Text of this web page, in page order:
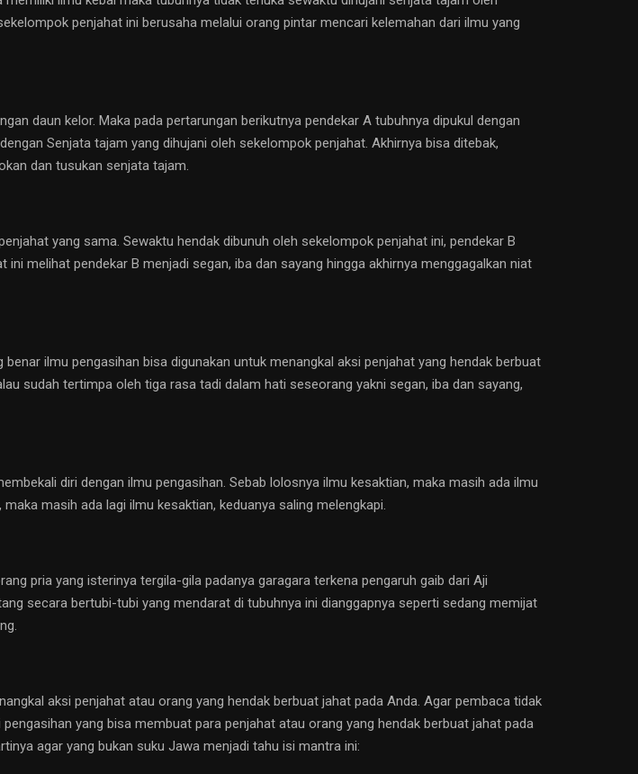
penjahat ini berusaha melalui orang pintar mencari kelemahan dari ilmu yang
daun kelor. Maka pada pertarungan berikutnya pendekar A tubuhnya dipukul dengan
Senjata tajam yang dihujani oleh sekelompok penjahat. Akhirnya bisa ditebak,
dan tusukan senjata tajam.
yang sama. Sewaktu hendak dibunuh oleh sekelompok penjahat ini, pendekar B
melihat pendekar B menjadi segan, iba dan sayang hingga akhirnya menggagalkan niat
ilmu pengasihan bisa digunakan untuk menangkal aksi penjahat yang hendak berbuat
sudah tertimpa oleh tiga rasa tadi dalam hati seseorang yakni segan, iba dan sayang,
diri dengan ilmu pengasihan. Sebab lolosnya ilmu kesaktian, maka masih ada ilmu
masih ada lagi ilmu kesaktian, keduanya saling melengkapi.
pria yang isterinya tergila-gila padanya garagara terkena pengaruh gaib dari Aji
secara bertubi-tubi yang mendarat di tubuhnya ini dianggapnya seperti sedang memijat
aksi penjahat atau orang yang hendak berbuat jahat pada Anda. Agar pembaca tidak
yang bisa membuat para penjahat atau orang yang hendak berbuat jahat pada
agar yang bukan suku Jawa menjadi tahu isi mantra ini: